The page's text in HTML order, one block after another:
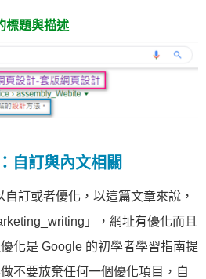
標題與描述
自訂與內文相關
訂或者優化，以這篇文章來說，
」，網址有優化而且
化是 Google 的初學者學習指南提
不要放棄任何一個優化項目，自